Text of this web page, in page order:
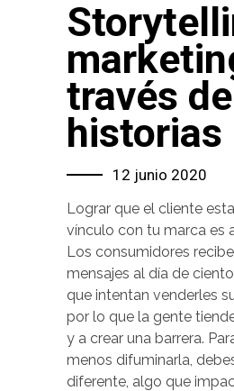
través de
historias
12 junio 2020
Lograr que el cliente
vínculo con tu marca es
Los consumidores
mensajes al día de
que intentan venderles
por lo que la gente
y a crear una barrera.
menos difuminarla,
diferente, algo que